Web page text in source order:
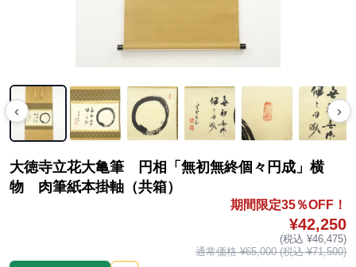
‹ ›
大徳寺立花大亀筆 円相「無初無終個々円成」横
物 肉筆紙本掛軸（共箱）
期間限定35％OFF！
¥42,250
(税込 ¥46,475)
通常価格 ¥65,000 (税込 ¥71,500)